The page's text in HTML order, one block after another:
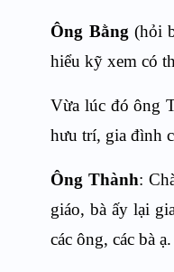
Ông Bằng (hỏi
hiểu kỹ xem có
Vừa lúc đó ông
hưu trí, gia đình
Ông Thành:
giáo, bà ấy lại
các ông, các bà ạ.